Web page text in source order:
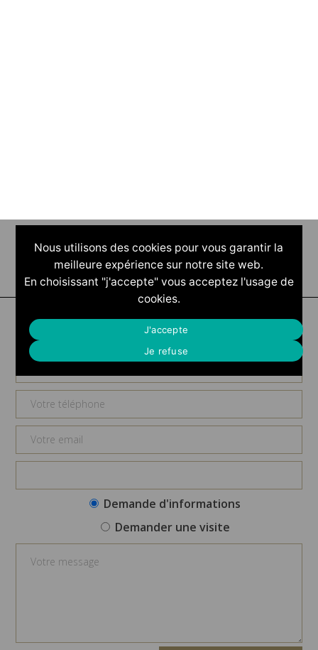
Demande d'informations
Demande d'informations
Demander une visite
Nous utilisons des cookies pour vous garantir la
meilleure expérience sur notre site web.
En choisissant "j'accepte" vous acceptez l'usage de
cookies.
J'accepte
Je refuse